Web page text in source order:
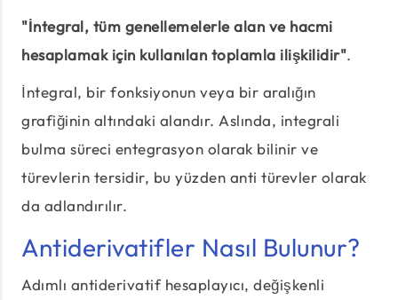
"İntegral, tüm genellemelerle alan ve hacmi
hesaplamak için kullanılan toplamla ilişkilidir".
İntegral, bir fonksiyonun veya bir aralığın
grafiğinin altındaki alandır. Aslında, integrali
bulma süreci entegrasyon olarak bilinir ve
türevlerin tersidir, bu yüzden anti türevler olarak
da adlandırılır.
Antiderivatifler Nasıl Bulunur?
Adımlı antiderivatif hesaplayıcı, değişkenli